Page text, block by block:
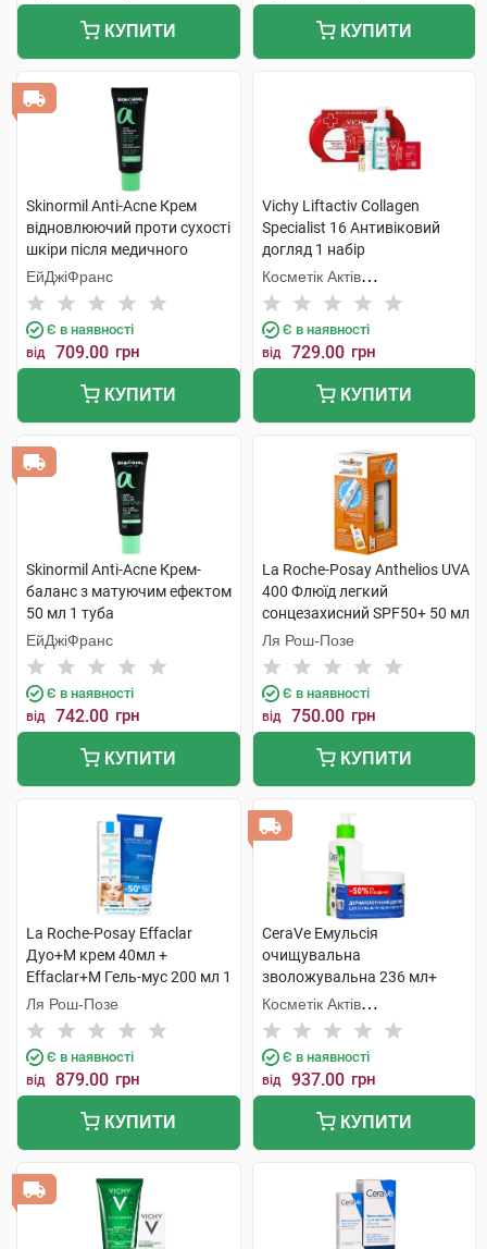
КУПИТИ КУПИТИ
Skinormil Anti-Acne Крем
відновлюючий проти сухості
шкіри після медичного
лікування 50 мл 1 туба
ЕйДжіФранс
Є в наявності
від 709.00 грн
КУПИТИ
Vichy Liftactiv Collagen
Specialist 16 Антивіковий
догляд 1 набір
Косметік Актів
Інтернаціональ
Є в наявності
від 729.00 грн
КУПИТИ
Skinormil Anti-Acne Крем-
баланс з матуючим ефектом
50 мл 1 туба
ЕйДжіФранс
Є в наявності
від 742.00 грн
КУПИТИ
La Roche-Posay Anthelios UVA
400 Флюїд легкий
сонцезахисний SPF50+ 50 мл
+ Термальна вода 50 мл 1
набір
Ля Рош-Позе
Є в наявності
від 750.00 грн
КУПИТИ
La Roche-Posay Effaclar
Дуо+М крем 40мл +
Effaclar+М Гель-мус 200 мл 1
набір
Ля Рош-Позе
Є в наявності
від 879.00 грн
КУПИТИ
CeraVe Емульсія
очищувальна
зволожувальна 236 мл+
крем зволожувальний 340
мл 1 набір
Косметік Актів
Інтернаціональ
Є в наявності
від 937.00 грн
КУПИТИ